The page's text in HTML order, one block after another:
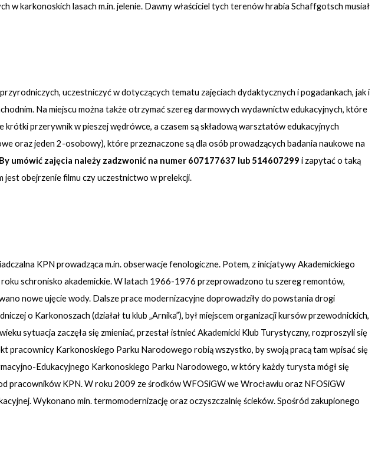
w karkonoskich lasach m.in. jelenie. Dawny właściciel tych terenów hrabia Schaffgotsch musiał
uczestniczyć w dotyczących tematu zajęciach dydaktycznych i pogadankach, jak i
Na miejscu można także otrzymać szereg darmowych wydawnictw edukacyjnych, które
przerywnik w pieszej wędrówce, a czasem są składową warsztatów edukacyjnych
oraz jeden 2-osobowy), które przeznaczone są dla osób prowadzących badania naukowe na
By umówić zajęcia należy zadzwonić na numer 607177637 lub 514607299 i zapytać o taką
jest obejrzenie filmu czy uczestnictwo w prelekcji.
KPN prowadząca m.in. obserwacje fenologiczne. Potem, z inicjatywy Akademickiego
schronisko akademickie. W latach 1966-1976 przeprowadzono tu szereg remontów,
nowe ujęcie wody. Dalsze prace modernizacyjne doprowadziły do powstania drogi
o Karkonoszach (działał tu klub „Arnika”), był miejscem organizacji kursów przewodnickich,
sytuacja zaczęła się zmieniać, przestał istnieć Akademicki Klub Turystyczny, rozproszyli się
pracownicy Karkonoskiego Parku Narodowego robią wszystko, by swoją pracą tam wpisać się
Edukacyjnego Karkonoskiego Parku Narodowego, w który każdy turysta mógł się
KPN. W roku 2009 ze środków WFOSiGW we Wrocławiu oraz NFOSiGW
Wykonano min. termomodernizację oraz oczyszczalnię ścieków. Spośród zakupionego